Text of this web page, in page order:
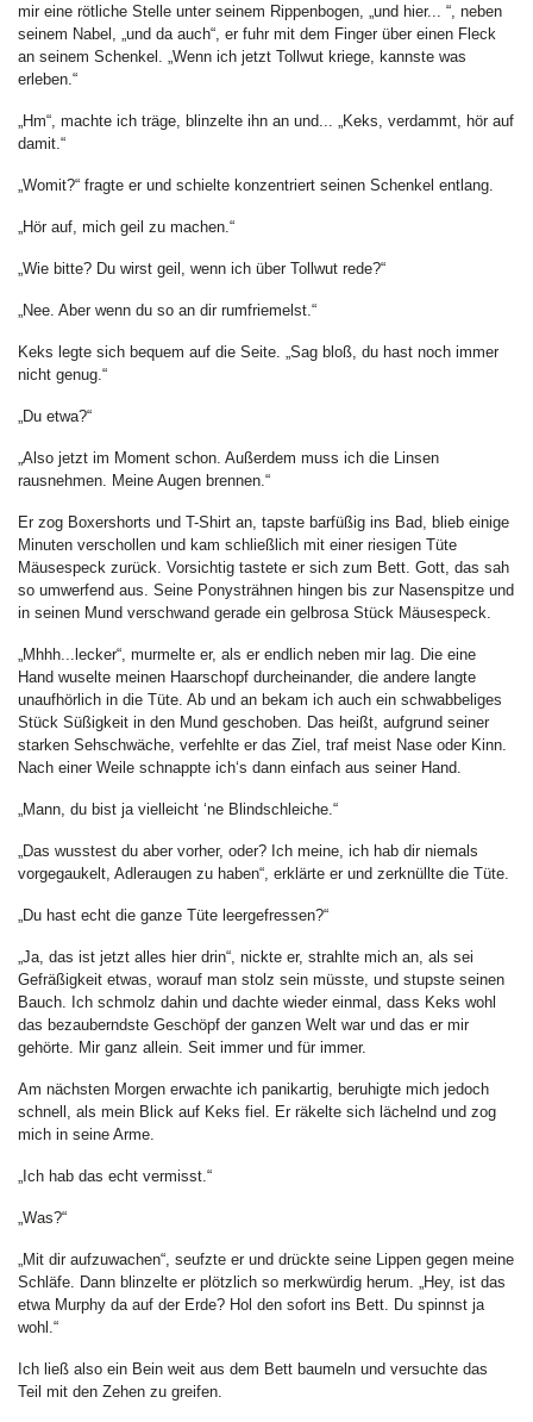
mir eine rötliche Stelle unter seinem Rippenbogen, „und hier... “, neben
seinem Nabel, „und da auch“, er fuhr mit dem Finger über einen Fleck
an seinem Schenkel. „Wenn ich jetzt Tollwut kriege, kannste was
erleben.“
„Hm“, machte ich träge, blinzelte ihn an und... „Keks, verdammt, hör auf
damit.“
„Womit?“ fragte er und schielte konzentriert seinen Schenkel entlang.
„Hör auf, mich geil zu machen.“
„Wie bitte? Du wirst geil, wenn ich über Tollwut rede?“
„Nee. Aber wenn du so an dir rumfriemelst.“
Keks legte sich bequem auf die Seite. „Sag bloß, du hast noch immer
nicht genug.“
„Du etwa?“
„Also jetzt im Moment schon. Außerdem muss ich die Linsen
rausnehmen. Meine Augen brennen.“
Er zog Boxershorts und T-Shirt an, tapste barfüßig ins Bad, blieb einige
Minuten verschollen und kam schließlich mit einer riesigen Tüte
Mäusespeck zurück. Vorsichtig tastete er sich zum Bett. Gott, das sah
so umwerfend aus. Seine Ponysträhnen hingen bis zur Nasenspitze und
in seinen Mund verschwand gerade ein gelbrosa Stück Mäusespeck.
„Mhhh...lecker“, murmelte er, als er endlich neben mir lag. Die eine
Hand wuselte meinen Haarschopf durcheinander, die andere langte
unaufhörlich in die Tüte. Ab und an bekam ich auch ein schwabbeliges
Stück Süßigkeit in den Mund geschoben. Das heißt, aufgrund seiner
starken Sehschwäche, verfehlte er das Ziel, traf meist Nase oder Kinn.
Nach einer Weile schnappte ich‘s dann einfach aus seiner Hand.
„Mann, du bist ja vielleicht ‘ne Blindschleiche.“
„Das wusstest du aber vorher, oder? Ich meine, ich hab dir niemals
vorgegaukelt, Adleraugen zu haben“, erklärte er und zerknüllte die Tüte.
„Du hast echt die ganze Tüte leergefressen?“
„Ja, das ist jetzt alles hier drin“, nickte er, strahlte mich an, als sei
Gefräßigkeit etwas, worauf man stolz sein müsste, und stupste seinen
Bauch. Ich schmolz dahin und dachte wieder einmal, dass Keks wohl
das bezauberndste Geschöpf der ganzen Welt war und das er mir
gehörte. Mir ganz allein. Seit immer und für immer.
Am nächsten Morgen erwachte ich panikartig, beruhigte mich jedoch
schnell, als mein Blick auf Keks fiel. Er räkelte sich lächelnd und zog
mich in seine Arme.
„Ich hab das echt vermisst.“
„Was?“
„Mit dir aufzuwachen“, seufzte er und drückte seine Lippen gegen meine
Schläfe. Dann blinzelte er plötzlich so merkwürdig herum. „Hey, ist das
etwa Murphy da auf der Erde? Hol den sofort ins Bett. Du spinnst ja
wohl.“
Ich ließ also ein Bein weit aus dem Bett baumeln und versuchte das
Teil mit den Zehen zu greifen.